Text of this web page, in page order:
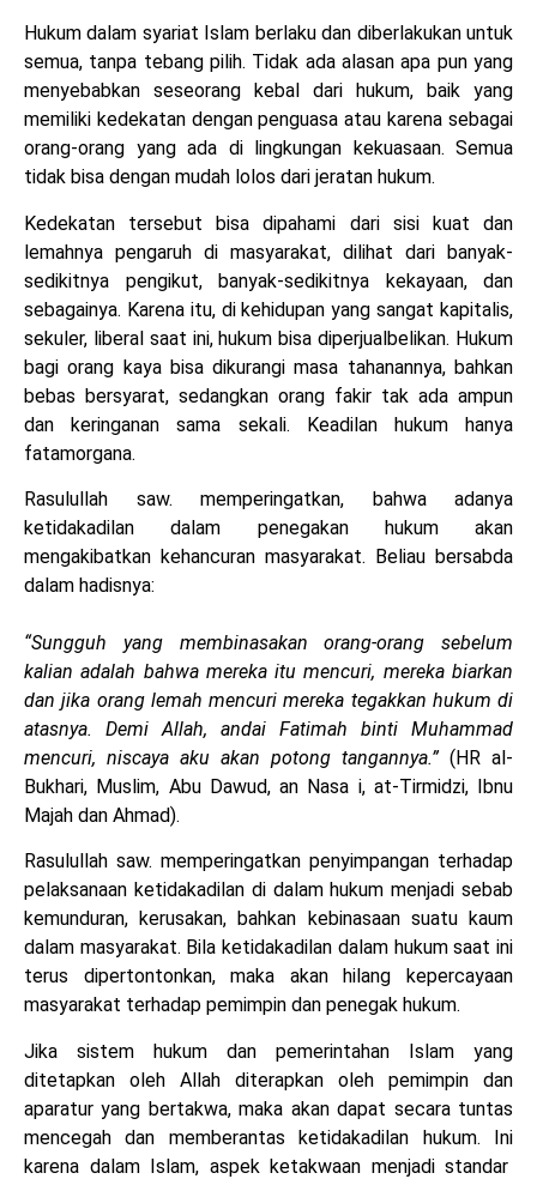
Hukum dalam syariat Islam berlaku dan diberlakukan untuk
semua, tanpa tebang pilih. Tidak ada alasan apa pun yang
menyebabkan seseorang kebal dari hukum, baik yang
memiliki kedekatan dengan penguasa atau karena sebagai
orang-orang yang ada di lingkungan kekuasaan. Semua
tidak bisa dengan mudah lolos dari jeratan hukum.
Kedekatan tersebut bisa dipahami dari sisi kuat dan
lemahnya pengaruh di masyarakat, dilihat dari banyak-
sedikitnya pengikut, banyak-sedikitnya kekayaan, dan
sebagainya. Karena itu, di kehidupan yang sangat kapitalis,
sekuler, liberal saat ini, hukum bisa diperjualbelikan. Hukum
bagi orang kaya bisa dikurangi masa tahanannya, bahkan
bebas bersyarat, sedangkan orang fakir tak ada ampun
dan keringanan sama sekali. Keadilan hukum hanya
fatamorgana.
Rasulullah saw. memperingatkan, bahwa adanya
ketidakadilan dalam penegakan hukum akan
mengakibatkan kehancuran masyarakat. Beliau bersabda
dalam hadisnya:
“Sungguh yang membinasakan orang-orang sebelum
kalian adalah bahwa mereka itu mencuri, mereka biarkan
dan jika orang lemah mencuri mereka tegakkan hukum di
atasnya. Demi Allah, andai Fatimah binti Muhammad
mencuri, niscaya aku akan potong tangannya.”(HR al-
Bukhari, Muslim, Abu Dawud, an Nasa i, at-Tirmidzi, Ibnu
Majah dan Ahmad).
Rasulullah saw. memperingatkan penyimpangan terhadap
pelaksanaan ketidakadilan di dalam hukum menjadi sebab
kemunduran, kerusakan, bahkan kebinasaan suatu kaum
dalam masyarakat. Bila ketidakadilan dalam hukum saat ini
terus dipertontonkan, maka akan hilang kepercayaan
masyarakat terhadap pemimpin dan penegak hukum.
Jika sistem hukum dan pemerintahan Islam yang
ditetapkan oleh Allah diterapkan oleh pemimpin dan
aparatur yang bertakwa, maka akan dapat secara tuntas
mencegah dan memberantas ketidakadilan hukum. Ini
karena dalam Islam, aspek ketakwaan menjadi standar